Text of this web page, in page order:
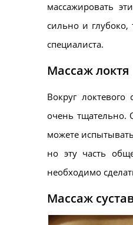
массажировать
сильно и глубоко,
специалиста.
Массаж локтя
Вокруг локтевого
очень тщательно.
можете
но эту часть
необходимо
Массаж